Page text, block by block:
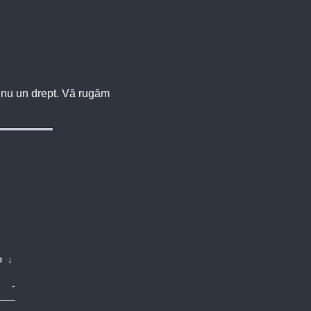
un drept. Vă rugăm
↓
-